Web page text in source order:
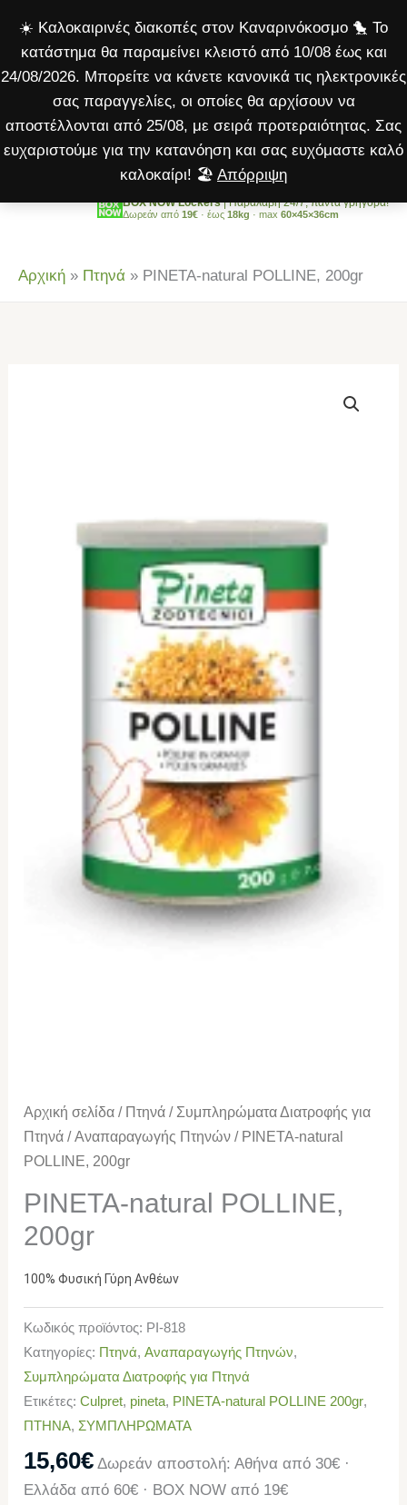
☀️ Καλοκαιρινές διακοπές στον Καναρινόκοσμο 🐤 Το
κατάστημα θα παραμείνει κλειστό από 10/08 έως και
24/08/2026. Μπορείτε να κάνετε κανονικά τις ηλεκτρονικές
σας παραγγελίες, οι οποίες θα αρχίσουν να
αποστέλλονται από 25/08, με σειρά προτεραιότητας. Σας
ευχαριστούμε για την κατανόηση και σας ευχόμαστε καλό
καλοκαίρι! 🏖️ Απόρριψη
στο
περιεχόμενο
BOX NOW Lockers| Παραλαβή 24/7, πάντα γρήγορα!
Δωρεάν από 19€ · έως 18kg · max 60×45×36cm
Αρχική » Πτηνά » PINETA-natural POLLINE, 200gr
Αρχική σελίδα / Πτηνά / Συμπληρώματα Διατροφής για
Πτηνά /Αναπαραγωγής Πτηνών / PINETA-natural
POLLINE, 200gr
PINETA-natural POLLINE,
200gr
100% Φυσική Γύρη Ανθέων
Κωδικός προϊόντος: PI-818
Κατηγορίες: Πτηνά,Αναπαραγωγής Πτηνών,
Συμπληρώματα Διατροφής για Πτηνά
Ετικέτες:Culpret, pineta, PINETA-natural POLLINE 200gr,
ΠΤΗΝΑ, ΣΥΜΠΛΗΡΩΜΑΤΑ
15,60€ Δωρεάν αποστολή: Αθήνα από 30€ ·
Ελλάδα από 60€ · BOX NOW από 19€
200gr
ποσότητα